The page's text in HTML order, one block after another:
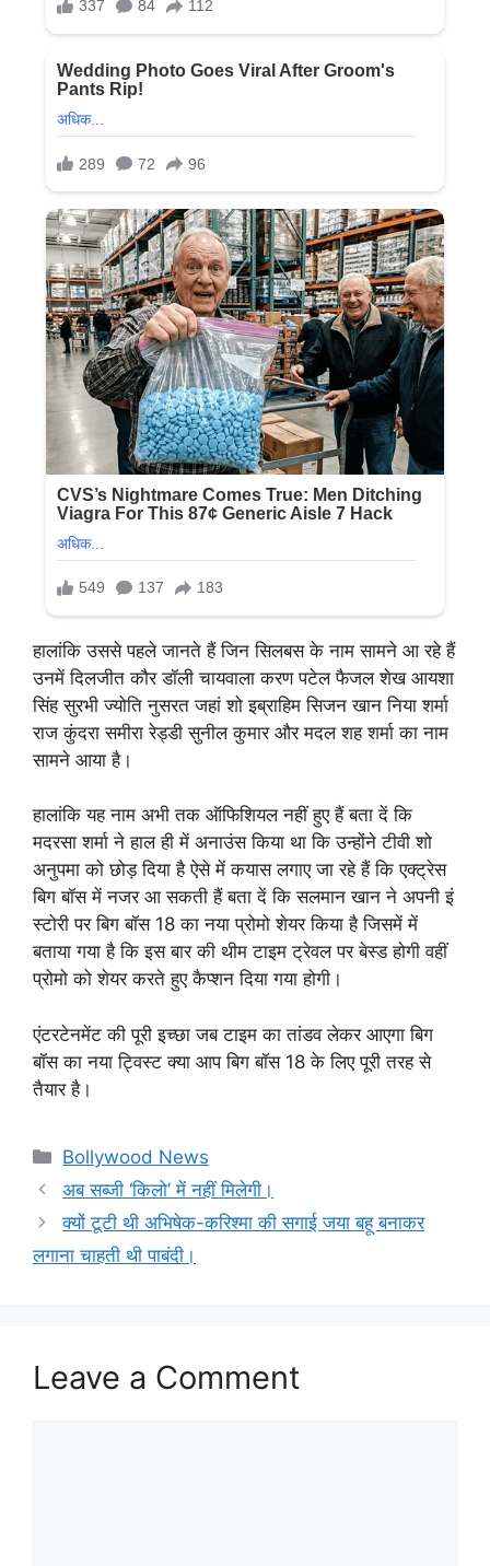
हालांकि उससे पहले जानते हैं जिन सिलबस के नाम सामने आ रहे हैं
उनमें दिलजीत कौर डॉली चायवाला करण पटेल फैजल शेख आयशा
सिंह सुरभी ज्योति नुसरत जहां शो इब्राहिम सिजन खान निया शर्मा
राज कुंदरा समीरा रेड्डी सुनील कुमार और मदल शह शर्मा का नाम
सामने आया है।
हालांकि यह नाम अभी तक ऑफिशियल नहीं हुए हैं बता दें कि
मदरसा शर्मा ने हाल ही में अनाउंस किया था कि उन्होंने टीवी शो
अनुपमा को छोड़ दिया है ऐसे में कयास लगाए जा रहे हैं कि एक्ट्रेस
बिग बॉस में नजर आ सकती हैं बता दें कि सलमान खान ने अपनी इं
स्टोरी पर बिग बॉस 18 का नया प्रोमो शेयर किया है जिसमें में
बताया गया है कि इस बार की थीम टाइम ट्रेवल पर बेस्ड होगी वहीं
प्रोमो को शेयर करते हुए कैप्शन दिया गया होगी।
एंटरटेनमेंट की पूरी इच्छा जब टाइम का तांडव लेकर आएगा बिग
बॉस का नया ट्विस्ट क्या आप बिग बॉस 18 के लिए पूरी तरह से
तैयार है।
Categories
Bollywood News
अब सब्जी ‘किलो’ में नहीं मिलेगी।
क्यों टूटी थी अभिषेक-करिश्मा की सगाई जया बहू बनाकर
लगाना चाहती थी पाबंदी।
Leave a Comment